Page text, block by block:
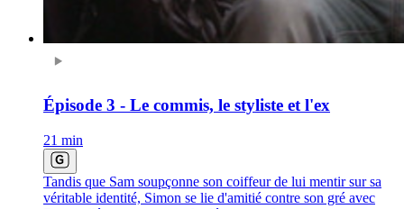
Épisode 3 - Le commis, le styliste et l'ex
21 min
Tandis que Sam soupçonne son coiffeur de lui mentir sur sa
véritable identité, Simon se lie d'amitié contre son gré avec